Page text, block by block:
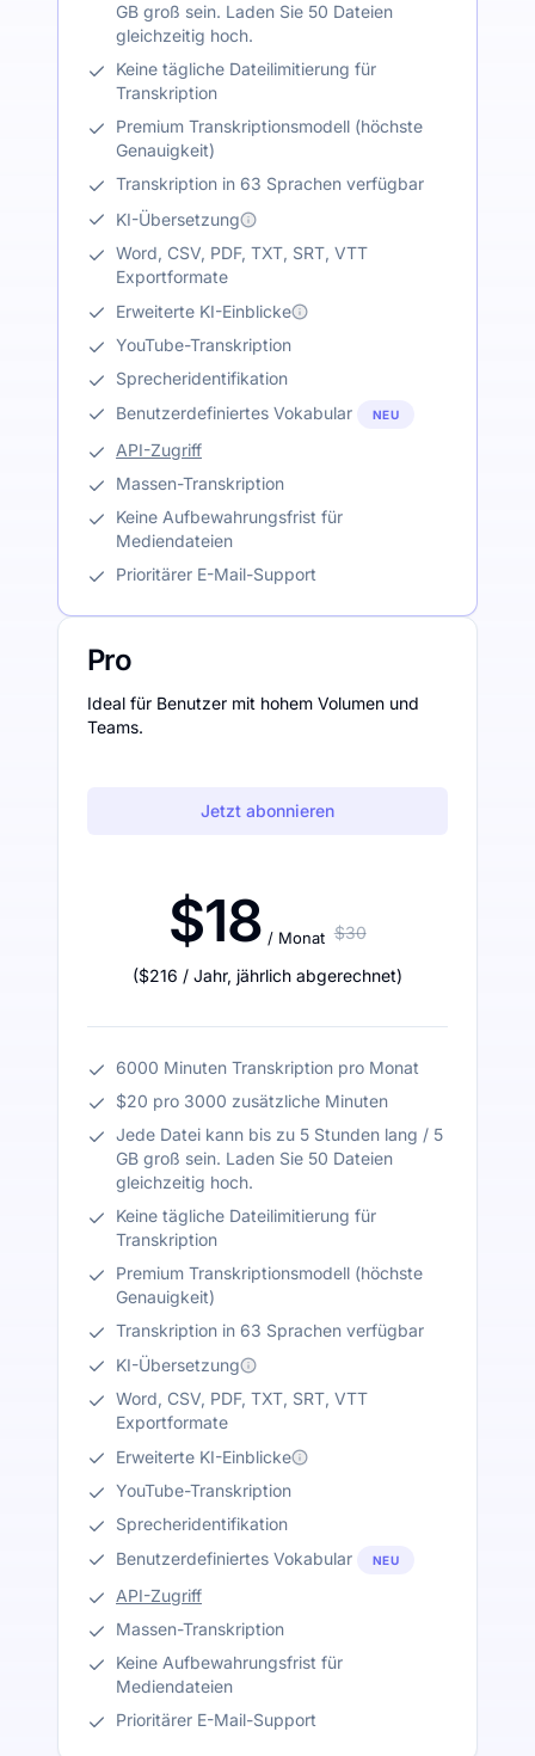
GB groß sein. Laden Sie 50 Dateien
gleichzeitig hoch.
Keine tägliche Dateilimitierung für
Transkription
Premium Transkriptionsmodell (höchste
Genauigkeit)
Transkription in 63 Sprachen verfügbar
KI-Übersetzung
Word, CSV, PDF, TXT, SRT, VTT
Exportformate
Erweiterte KI-Einblicke
YouTube-Transkription
Sprecheridentifikation
Benutzerdefiniertes Vokabular
NEU
API-Zugriff
Massen-Transkription
Keine Aufbewahrungsfrist für
Mediendateien
Prioritärer E-Mail-Support
Pro
Ideal für Benutzer mit hohem Volumen und
Teams.
Jetzt abonnieren
$18 / Monat $30
($216 / Jahr, jährlich abgerechnet)
6000 Minuten Transkription pro Monat
$20 pro 3000 zusätzliche Minuten
Jede Datei kann bis zu 5 Stunden lang / 5
GB groß sein. Laden Sie 50 Dateien
gleichzeitig hoch.
Keine tägliche Dateilimitierung für
Transkription
Premium Transkriptionsmodell (höchste
Genauigkeit)
Transkription in 63 Sprachen verfügbar
KI-Übersetzung
Word, CSV, PDF, TXT, SRT, VTT
Exportformate
Erweiterte KI-Einblicke
YouTube-Transkription
Sprecheridentifikation
Benutzerdefiniertes Vokabular
NEU
API-Zugriff
Massen-Transkription
Keine Aufbewahrungsfrist für
Mediendateien
Prioritärer E-Mail-Support